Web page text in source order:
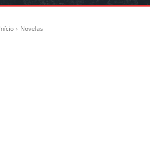
Início Novelas